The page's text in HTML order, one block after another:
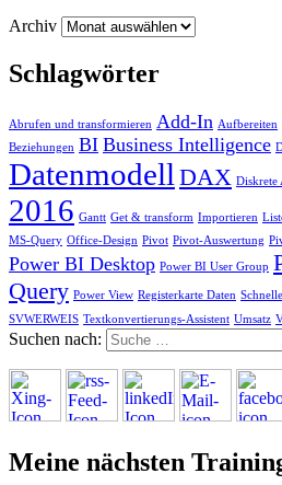
Archiv
Schlagwörter
Abrufen und transformieren Add-In Aufbereiten
Beziehungen BI Business Intelligence
Datenmodell DAX Diskrete
2016 Gantt Get & transform Importieren
MS-Query Office-Design Pivot Pivot-Auswertung
Power BI Desktop Power BI User Group
Query Power View Registerkarte Daten
SVWERWEIS Textkonvertierungs-Assistent Umsatz
Suchen nach:
Meine nächsten